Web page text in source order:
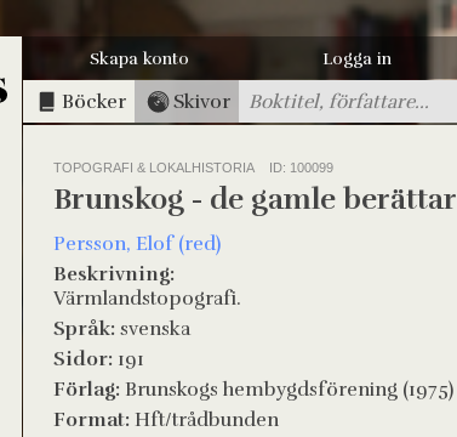
Skapa konto Logga in
Böcker Skivor
TOPOGRAFI & LOKALHISTORIA ID: 100099
Brunskog - de gamle berättar
Persson, Elof (red)
Beskrivning:
Värmlandstopografi.
Språk: svenska
Sidor: 191
Förlag: Brunskogs hembygdsförening (1975)
Format: Hft/trådbunden